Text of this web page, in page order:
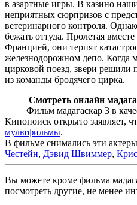
в азартные игры. В казино
неприятных сюрпризов с
ветеринарного контроля.
бежать оттуда. Пролетая
Францией, они терпят
железнодорожном депо. Когда
цирковой поезд, звери решили
из команды бродячего цирка.
Смотреть онлайн
Фильм мадагаскар 3 в
Кинопоиск открыто заявляет,
мультфильмы.
В фильме снимались эти
Честейн, Дэвид Швиммер,
Вы можете кроме фильма
посмотреть другие, не менее